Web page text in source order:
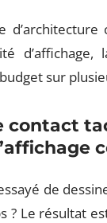
d’affichage,
sur
contact
de
? Le résultat